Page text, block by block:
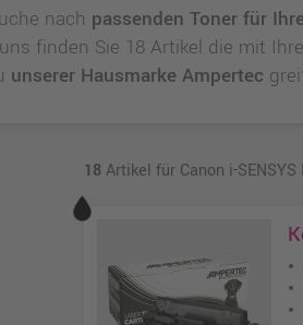
nach passenden Toner für
finden Sie 18 Artikel die mit
unserer Hausmarke Ampertec
18Artikel für Canon i-